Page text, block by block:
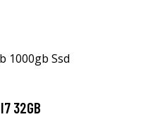
32GB